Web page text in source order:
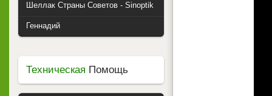
Шеллак Страны Советов - Sinoptik
Геннадий
Техническая Помощь